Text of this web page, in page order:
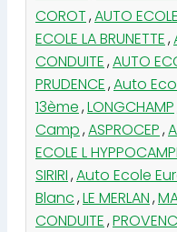
COROT,AUTO
ECOLE LA BRUNETTE,
CONDUITE,AUTO
PRUDENCE,Auto
13ème,LONGCHAMP
Camp,ASPROCEP,
ECOLE L
SIRIRI,Auto Ecole
Blanc,LE MERLAN,
CONDUITE,